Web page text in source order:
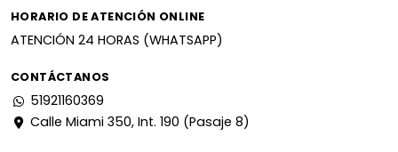
HORARIO DE ATENCIÓN ONLINE
ATENCIÓN 24 HORAS (WHATSAPP)
CONTÁCTANOS
51921160369
Calle Miami 350, Int. 190 (Pasaje 8)